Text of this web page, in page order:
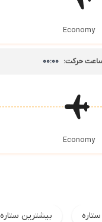
Economy
حرکت: 00:00
Economy
بیشترین ستاره